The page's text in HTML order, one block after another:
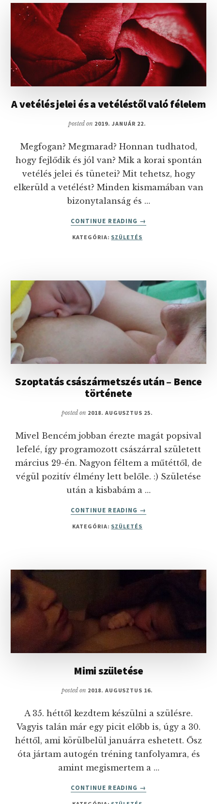
GYEREKES
CSALÁDOKNAK
A vetélés jelei és a vetéléstől való félelem
posted on 2019. JANUÁR 22.
Megfogan? Megmarad? Honnan tudhatod,
hogy fejlődik és jól van? Mik a korai spontán
vetélés jelei és tünetei? Mit tehetsz, hogy
elkerüld a vetélést? Minden kismamában van
bizonytalanság és …
CONTINUE READING
ABOUT
VETÉLÉS
VETÉLÉSTŐL
VALÓ
FÉLELEM
→
KATEGÓRIA: SZÜLETÉS
Szoptatás császármetszés után – Bence
története
posted on 2018. AUGUSZTUS 25.
Mivel Bencém jobban érezte magát popsival
lefelé, így programozott császárral született
március 29-én. Nagyon féltem a műtéttől, de
végül pozitív élmény lett belőle. :) Születése
után a kisbabám a …
CONTINUE READING
ABOUT
CSÁSZÁRMETSZÉS
TÖRTÉNETE
→
KATEGÓRIA: SZÜLETÉS
Mimi születése
posted on 2018. AUGUSZTUS 16.
A 35. héttől kezdtem készülni a szülésre.
Vagyis talán már egy picit előbb is, úgy a 30.
héttől, ami körülbelül januárra eshetett. Ősz
óta jártam autogén tréning tanfolyamra, és
amint megismertem a …
CONTINUE READING
ABOUT
→